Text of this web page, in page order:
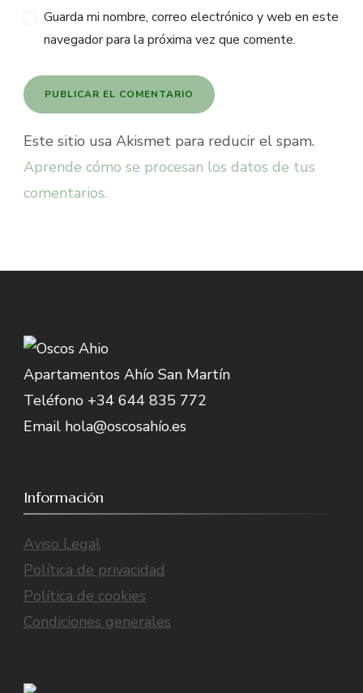
Guarda mi nombre, correo electrónico y web en este
navegador para la próxima vez que comente.
Este sitio usa Akismet para reducir el spam.
Aprende cómo se procesan los datos de tus
comentarios.
Apartamentos Ahío San Martín
Teléfono +34 644 835 772
Email hola@oscosahío.es
Información
Aviso Legal
Política de privacidad
Política de cookies
Condiciones generales